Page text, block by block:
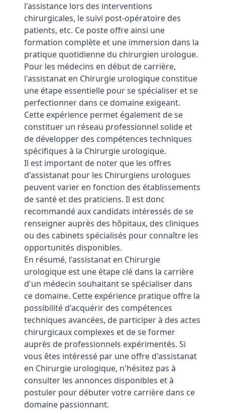
l'assistance lors des interventions
chirurgicales, le suivi post-opératoire des
patients, etc. Ce poste offre ainsi une
formation complète et une immersion dans la
pratique quotidienne du chirurgien urologue.
Pour les médecins en début de carrière,
l'assistanat en Chirurgie urologique constitue
une étape essentielle pour se spécialiser et se
perfectionner dans ce domaine exigeant.
Cette expérience permet également de se
constituer un réseau professionnel solide et
de développer des compétences techniques
spécifiques à la Chirurgie urologique.
Il est important de noter que les offres
d'assistanat pour les Chirurgiens urologues
peuvent varier en fonction des établissements
de santé et des praticiens. Il est donc
recommandé aux candidats intéressés de se
renseigner auprès des hôpitaux, des cliniques
ou des cabinets spécialisés pour connaître les
opportunités disponibles.
En résumé, l'assistanat en Chirurgie
urologique est une étape clé dans la carrière
d'un médecin souhaitant se spécialiser dans
ce domaine. Cette expérience pratique offre la
possibilité d'acquérir des compétences
techniques avancées, de participer à des actes
chirurgicaux complexes et de se former
auprès de professionnels expérimentés. Si
vous êtes intéressé par une offre d'assistanat
en Chirurgie urologique, n'hésitez pas à
consulter les annonces disponibles et à
postuler pour débuter votre carrière dans ce
domaine passionnant.